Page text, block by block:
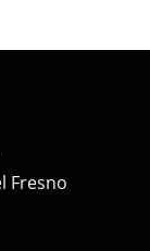
Fresno